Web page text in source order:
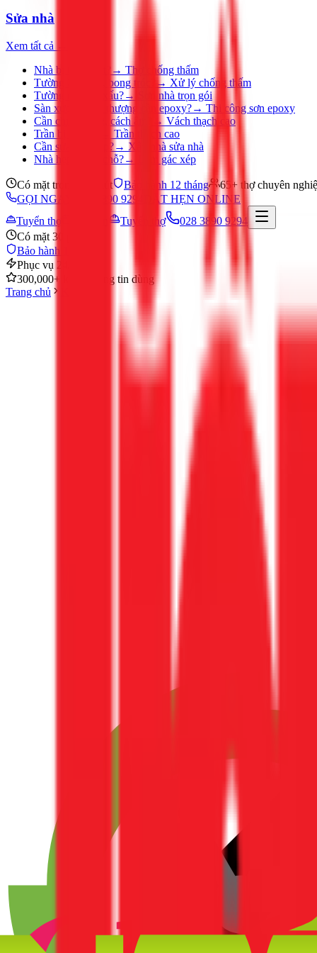
Sửa nhà
Xem tất cả →
Nhà bị thấm dột?
→ Thợ chống thấm
Tường ẩm mốc, bong tróc?
→ Xử lý chống thấm
Tường nhà cũ, xấu?→
Sơn nhà trọn gói
Sàn xưởng, sân thượng cần epoxy?→ Thi công sơn epoxy
Cần chia phòng, cách âm?
→ Vách thạch cao
Trần bị ố, nứt?
Trần thạch cao
Cần sửa nhà gấp?→ Xây nhà sửa nhà
Nhà hẹp, thiếu chỗ?→ Làm gác xép
Có mặt trong 30 phút Bảo hành 12 tháng
65+ thợ chuyên
GỌI NGAY 028 3890 9294
ĐẶT HẸN ONLINE
Tuyển thợ
Tuyển thợ
028 3890 9294
Có mặt 30 phút
Bảo hành 12 tháng
Phục vụ 24/7
300,000+ khách hàng tin dùng
Trang chủ